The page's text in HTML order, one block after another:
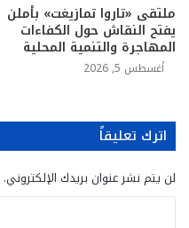
ملتقى «تاروا تمازيغت» بأملن
يفتح النقاش حول الكفاءات
المهاجرة والتنمية المحلية
أغسطس 5, 2026
اترك تعليقاً
لن يتم نشر عنوان بريدك الإلكتروني.